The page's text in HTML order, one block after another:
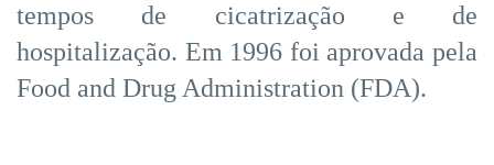
tempos de cicatrização e de
hospitalização. Em 1996 foi aprovada pela
Food and Drug Administration (FDA).